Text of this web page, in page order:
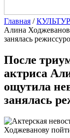
Главная /
Алина
занялась
После
актриса
ощутила
занялась